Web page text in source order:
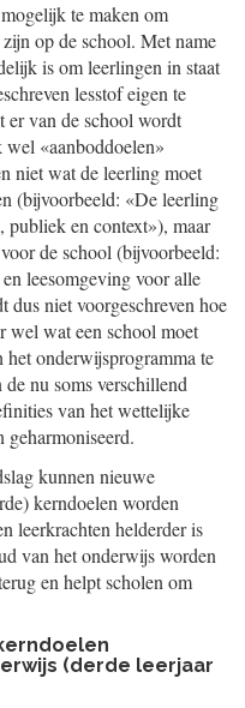
te maken om
op de school. Met name
is om leerlingen in staat
lesstof eigen te
er van de school wordt
«aanboddoelen»
niet wat de leerling moet
(bijvoorbeeld: «De leerling
publiek en context»), maar
de school (bijvoorbeeld:
leesomgeving voor alle
dus niet voorgeschreven hoe
wel wat een school moet
onderwijsprogramma te
nu soms verschillend
van het wettelijke
kunnen nieuwe
kerndoelen worden
leerkrachten helderder is
van het onderwijs worden
en helpt scholen om
(derde leerjaar